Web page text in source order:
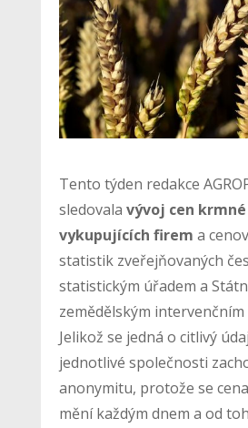
Tento týden redakce
sledovala vývoj cen
vykupujících firem a
statistik zveřejňovaných
statistickým úřadem a
zemědělským intervenčním
Jelikož se jedná o citlivý
jednotlivé společnosti
anonymitu, protože se
mění každým dnem a od